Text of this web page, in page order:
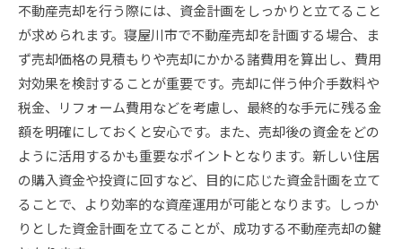
不動産売却を行う際には、資金計画をしっかりと立てること
が求められます。寝屋川市で不動産売却を計画する場合、ま
ず売却価格の見積もりや売却にかかる諸費用を算出し、費用
対効果を検討することが重要です。売却に伴う仲介手数料や
税金、リフォーム費用などを考慮し、最終的な手元に残る金
額を明確にしておくと安心です。また、売却後の資金をどの
ように活用するかも重要なポイントとなります。新しい住居
の購入資金や投資に回すなど、目的に応じた資金計画を立て
ることで、より効率的な資産運用が可能となります。しっか
りとした資金計画を立てることが、成功する不動産売却の鍵